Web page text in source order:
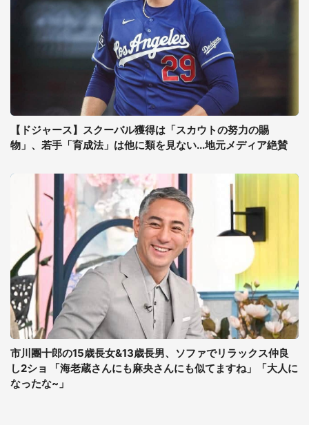
【ドジャース】スクーバル獲得は「スカウトの努力の賜
物」、若手「育成法」は他に類を見ない...地元メディア絶賛
市川團十郎の15歳長女&13歳長男、ソファでリラックス仲良
し2ショ 「海老蔵さんにも麻央さんにも似てますね」「大人に
なったな~」